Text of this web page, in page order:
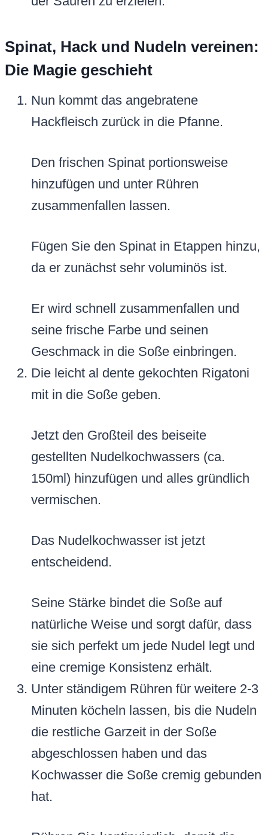
Spinat, Hack und Nudeln vereinen:
Die Magie geschieht
Nun kommt das angebratene
Hackfleisch zurück in die Pfanne.
Den frischen Spinat portionsweise
hinzufügen und unter Rühren
zusammenfallen lassen.
Fügen Sie den Spinat in Etappen hinzu,
da er zunächst sehr voluminös ist.
Er wird schnell zusammenfallen und
seine frische Farbe und seinen
Geschmack in die Soße einbringen.
Die leicht al dente gekochten Rigatoni
mit in die Soße geben.
Jetzt den Großteil des beiseite
gestellten Nudelkochwassers (ca.
150ml) hinzufügen und alles gründlich
vermischen.
Das Nudelkochwasser ist jetzt
entscheidend.
Seine Stärke bindet die Soße auf
natürliche Weise und sorgt dafür, dass
sie sich perfekt um jede Nudel legt und
eine cremige Konsistenz erhält.
Unter ständigem Rühren für weitere 2-3
Minuten köcheln lassen, bis die Nudeln
die restliche Garzeit in der Soße
abgeschlossen haben und das
Kochwasser die Soße cremig gebunden
hat.